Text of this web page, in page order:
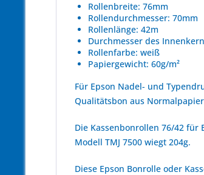
Rollenbreite: 76mm
Rollendurchmesser: 70mm
Rollenlänge: 42m
Durchmesser des
Rollenfarbe: weiß
Papiergewicht: 60g/m²
Für Epson Nadel- und
Qualitätsbon aus
Die Kassenbonrollen 76/42 für
Modell TMJ 7500 wiegt 204g.
Diese Epson Bonrolle oder